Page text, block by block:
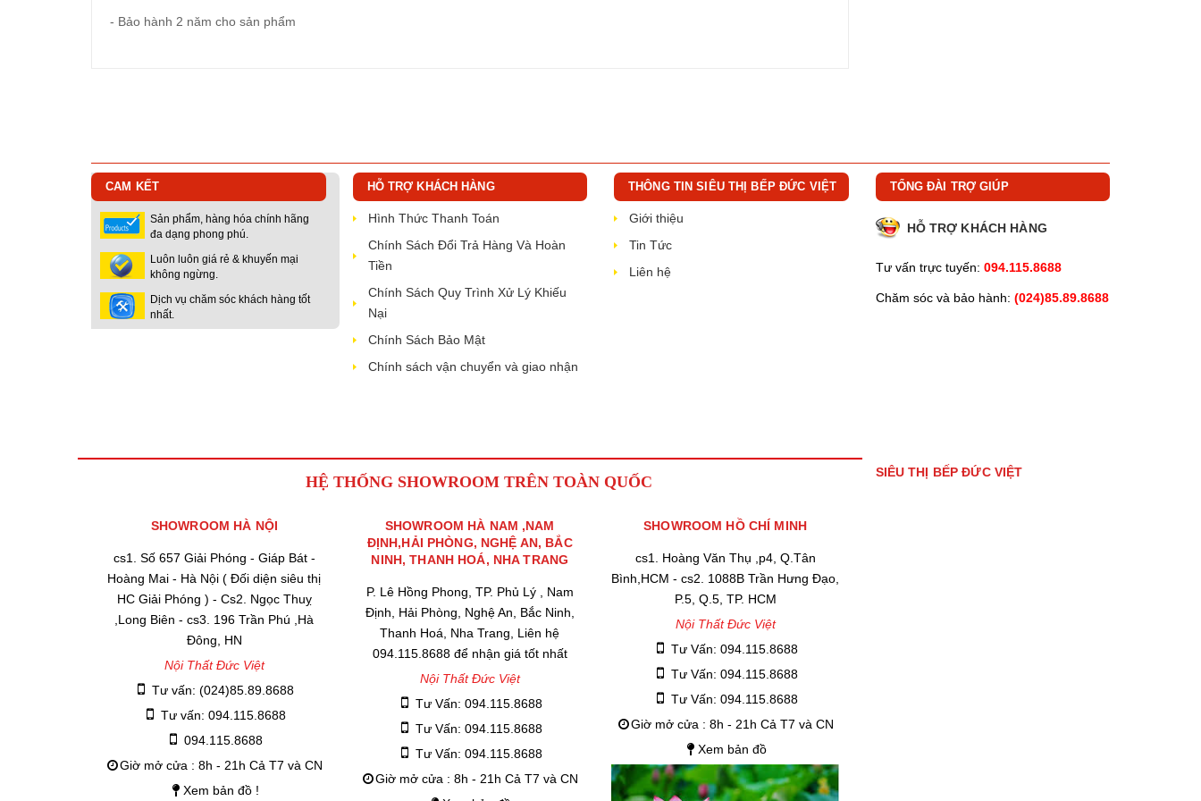
- Bảo hành 2 năm cho sản phẩm
CAM KẾT
Sản phẩm, hàng hóa chính hãng
đa dạng phong phú.
Luôn luôn giá rẻ & khuyến mại
không ngừng.
Dịch vụ chăm sóc khách hàng tốt
nhất.
HỖ TRỢ KHÁCH HÀNG
Hình Thức Thanh Toán
Chính Sách Đổi Trả Hàng Và Hoàn
Tiền
Chính Sách Quy Trình Xử Lý Khiếu
Nại
Chính Sách Bảo Mật
Chính sách vận chuyển và giao nhận
THÔNG TIN SIÊU THỊ BẾP ĐỨC VIỆT
Giới thiệu
Tin Tức
Liên hệ
TỔNG ĐÀI TRỢ GIÚP
HỖ TRỢ KHÁCH HÀNG
Tư vấn trực tuyến: 094.115.8688
Chăm sóc và bảo hành: (024)85.89.8688
HỆ THỐNG SHOWROOM TRÊN TOÀN QUỐC
SHOWROOM HÀ NỘI
cs1. Số 657 Giải Phóng - Giáp Bát -
Hoàng Mai - Hà Nội ( Đối diện siêu thị
HC Giải Phóng ) - Cs2. Ngọc Thuỵ
,Long Biên - cs3. 196 Trần Phú ,Hà
Đông, HN
Nội Thất Đức Việt
Tư vấn: (024)85.89.8688
Tư vấn: 094.115.8688
094.115.8688
Giờ mở cửa : 8h - 21h Cả T7 và CN
Xem bản đồ !
SHOWROOM HÀ NAM ,NAM
ĐỊNH,HẢI PHÒNG, NGHỆ AN, BẮC
NINH, THANH HOÁ, NHA TRANG
P. Lê Hồng Phong, TP. Phủ Lý , Nam
Định, Hải Phòng, Nghệ An, Bắc Ninh,
Thanh Hoá, Nha Trang, Liên hệ
094.115.8688 để nhận giá tốt nhất
Nội Thất Đức Việt
Tư Vấn: 094.115.8688
Tư Vấn: 094.115.8688
Tư Vấn: 094.115.8688
Giờ mở cửa : 8h - 21h Cả T7 và CN
SHOWROOM HỒ CHÍ MINH
cs1. Hoàng Văn Thụ ,p4, Q.Tân
Bình,HCM - cs2. 1088B Trần Hưng Đạo,
P.5, Q.5, TP. HCM
Nội Thất Đức Việt
Tư Vấn: 094.115.8688
Tư Vấn: 094.115.8688
Tư Vấn: 094.115.8688
Giờ mở cửa : 8h - 21h Cả T7 và CN
Xem bản đồ
SIÊU THỊ BẾP ĐỨC VIỆT